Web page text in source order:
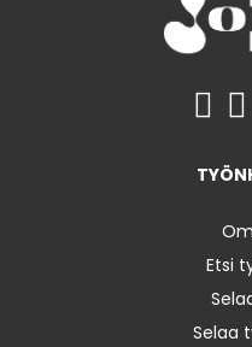
Etsi
Selaa